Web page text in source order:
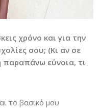
χρόνο και για την
σου; (Κι αν σε
παραπάνω εύνοια, τι
το βασικό μου